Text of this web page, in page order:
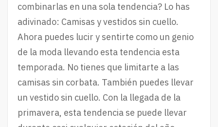
combinarlas en una sola tendencia? Lo has
adivinado: Camisas y vestidos sin cuello.
Ahora puedes lucir y sentirte como un genio
de la moda llevando esta tendencia esta
temporada. No tienes que limitarte a las
camisas sin corbata. También puedes llevar
un vestido sin cuello. Con la llegada de la
primavera, esta tendencia se puede llevar